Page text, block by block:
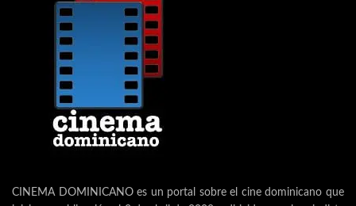
CINEMA DOMINICANO es un portal sobre el cine dominicano que